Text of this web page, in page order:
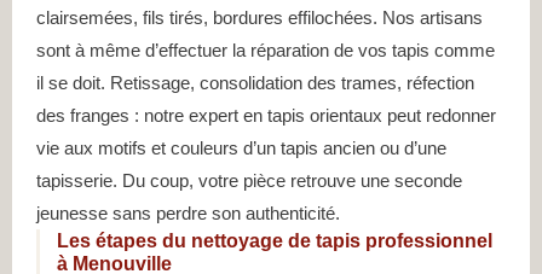
clairsemées, fils tirés, bordures effilochées. Nos artisans
sont à même d’effectuer la réparation de vos tapis comme
il se doit. Retissage, consolidation des trames, réfection
des franges : notre expert en tapis orientaux peut redonner
vie aux motifs et couleurs d’un tapis ancien ou d’une
tapisserie. Du coup, votre pièce retrouve une seconde
jeunesse sans perdre son authenticité.
Les étapes du nettoyage de tapis professionnel
à Menouville